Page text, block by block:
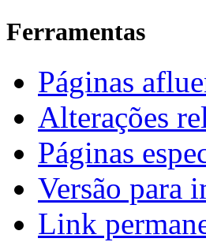
Ferramentas
Páginas
Alterações
Páginas
Versão para
Link